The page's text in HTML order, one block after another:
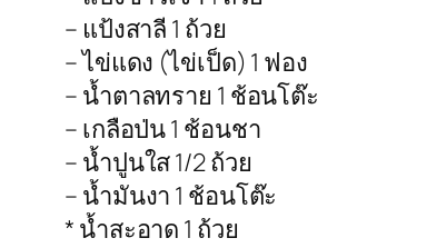
– แป้งสาลี 1 ถ้วย
– ไข่แดง (ไข่เป็ด) 1 ฟอง
– น้ำตาลทราย 1 ช้อนโต๊ะ
– เกลือป่น 1 ช้อนชา
– น้ำปูนใส 1/2 ถ้วย
– น้ำมันงา 1 ช้อนโต๊ะ
* น้ำสะอาด 1 ถ้วย